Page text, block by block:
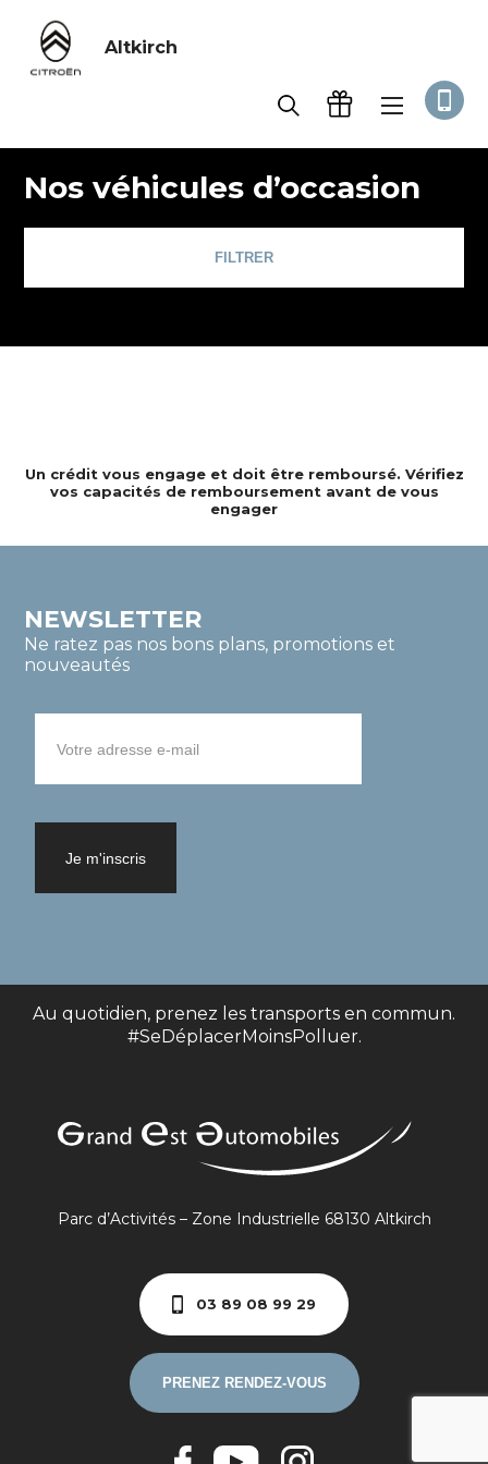
Altkirch
Nos véhicules d’occasion
FILTRER
Un crédit vous engage et doit être remboursé. Vérifiez
vos capacités de remboursement avant de vous
engager
NEWSLETTER
Ne ratez pas nos bons plans, promotions et
nouveautés
Au quotidien, prenez les transports en commun.
#SeDéplacerMoinsPolluer.
Parc d’Activités – Zone Industrielle 68130 Altkirch
03 89 08 99 29
PRENEZ RENDEZ-VOUS